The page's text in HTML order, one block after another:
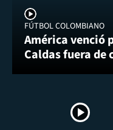
FÚTBOL COLOMBIANO
América venció
Caldas fuera de